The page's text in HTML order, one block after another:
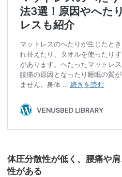
体圧分散性が低く、腰痛や
性がある